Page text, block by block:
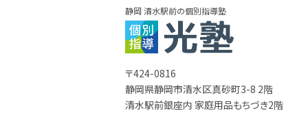
静岡 清水駅前の個別指導塾
〒424-0816
静岡県静岡市清水区真砂町3-8 2階
清水駅前銀座内 家庭用品もちづき2階